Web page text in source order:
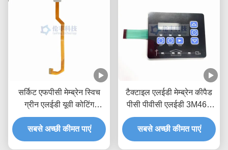
सर्किट एफपीसी मेम्ब्रेन स्विच
ग्रीन एलईडी यूवी कोटिंग
वाटरप्रूफ टच कीबोर्ड
सबसे अच्छी कीमत पाएं
टैक्टाइल एलईडी मेम्ब्रेन कीपैड
पीसी पीवीसी एलईडी 3M468
वाटरप्रूफ फ्लेक्सिबल मेम्ब्रेन
स्विच
सबसे अच्छी कीमत पाएं